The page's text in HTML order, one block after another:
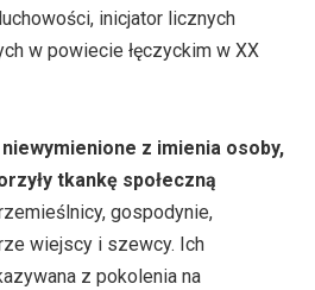
inicjator licznych
w powiecie łęczyckim w XX
niewymienione z imienia osoby,
tkankę społeczną
gospodynie,
wiejscy i szewcy. Ich
z pokolenia na